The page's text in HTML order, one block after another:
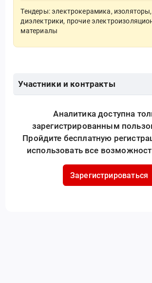
Тендеры: электрокерамика, изоляторы,
диэлектрики, прочие
материалы
Участники и контракты
Аналитика доступна
зарегистрированным
Пройдите бесплатную
использовать все
Зарегистрироваться